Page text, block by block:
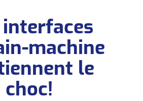
interfaces
machine
le
choc!